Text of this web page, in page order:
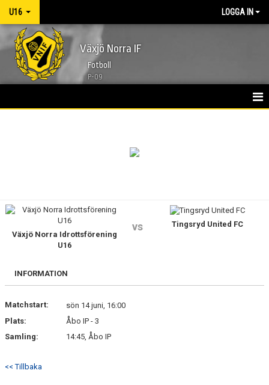
U16 LOGGA IN
Växjö Norra IF
Fotboll
P-09
KONTAKT
MATCHER
Växjö Norra Idrottsförening
U16
vs Tingsryd United FC
INFORMATION
Matchstart:
sön 14 juni, 16:00
Plats:
Åbo IP - 3
Samling:
14:45, Åbo IP
<< Tillbaka